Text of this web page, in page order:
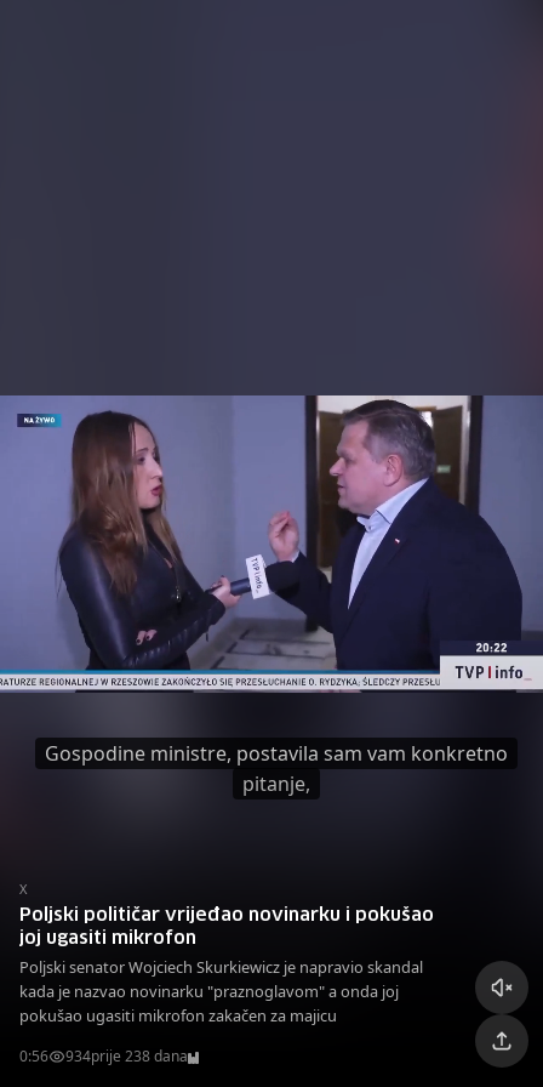
Gospodine ministre, postavila sam vam konkretno
pitanje,
X
Poljski političar vrijeđao novinarku i pokušao
joj ugasiti mikrofon
Poljski senator Wojciech Skurkiewicz je napravio skandal
kada je nazvao novinarku "praznoglavom" a onda joj
pokušao ugasiti mikrofon zakačen za majicu
0:56 934prije 238 dana